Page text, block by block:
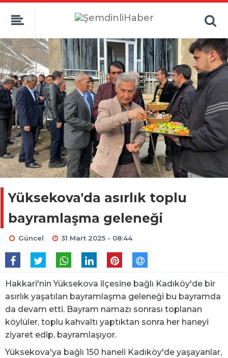
Yüksekova'da asırlık toplu
bayramlaşma geleneği
Güncel 31 Mart 2025 - 08:44
Hakkari'nin Yüksekova ilçesine bağlı Kadıköy'de bir
asırlık yaşatılan bayramlaşma geleneği bu bayramda
da devam etti. Bayram namazı sonrası toplanan
köylüler, toplu kahvaltı yaptıktan sonra her haneyi
ziyaret edip, bayramlaşıyor.
Yüksekova'ya bağlı 150 haneli Kadıköy'de yaşayanlar,